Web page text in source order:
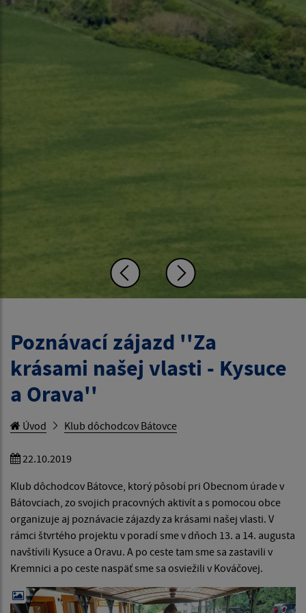
Poznávací zájazd ''Za
krásami našej vlasti - Kysuce
a Orava''
Úvod Klub dôchodcov Bátovce
22.10.2019
Klub dôchodcov Bátovce, ktorý pôsobí pri Obecnom úrade v
Bátovciach, zo svojich pracovných aktivít a s pomocou obce
organizuje aj poznávacie zájazdy za krásami našej vlasti. V
rámci štvrtého projektu v poradí sme v dňoch 13. a 14. augusta
navštívili Kysuce a Oravu. A po ceste tam sme sa zastavili v
Kremnici a po ceste naspäť sme sa osviežili v Kováčovej.